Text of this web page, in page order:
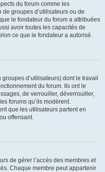
du forum comme les
groupes d’utilisateurs ou de
le fondateur du forum a attribuées
avoir toutes les capacités de
ce que le fondateur a autorisé.
d’utilisateurs) dont le travail
du forum. Ils ont le
de verrouiller, déverrouiller,
forums qu’ils modèrent.
que les utilisateurs partent en
offensant.
de gérer l’accès des membres et
Chaque membre peut appartenir